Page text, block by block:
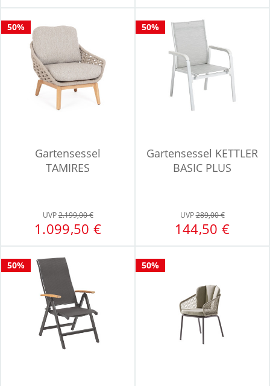
50%
Gartensessel
TAMIRES
UVP2.199,00 €
1.099,50 €
50%
Gartensessel KETTLER
BASIC PLUS
UVP289,00 €
144,50 €
50% 50%